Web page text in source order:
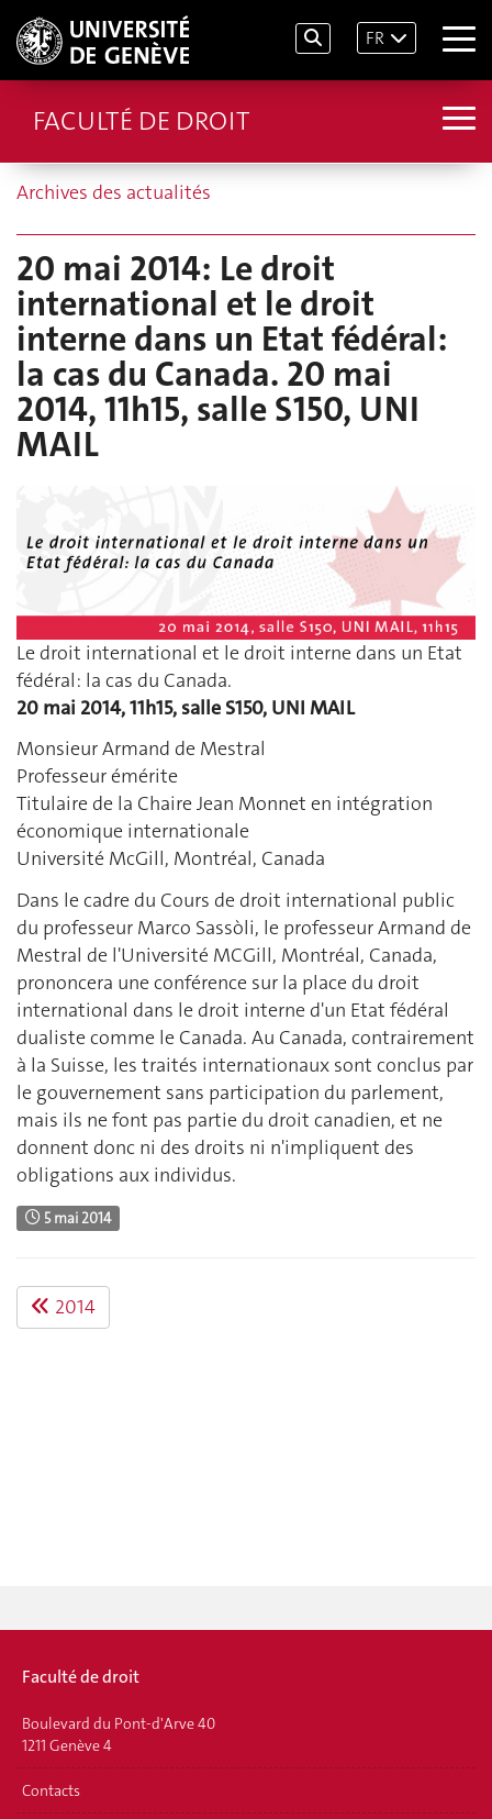
FR
FACULTÉ DE DROIT
Archives des actualités
20 mai 2014: Le droit
international et le droit
interne dans un Etat fédéral:
la cas du Canada. 20 mai
2014, 11h15, salle S150, UNI
MAIL
Le droit international et le droit interne dans un Etat
fédéral: la cas du Canada.
20 mai 2014, 11h15, salle S150, UNI MAIL
Monsieur Armand de Mestral
Professeur émérite
Titulaire de la Chaire Jean Monnet en intégration
économique internationale
Université McGill, Montréal, Canada
Dans le cadre du Cours de droit international public
du professeur Marco Sassòli, le professeur Armand de
Mestral de l'Université MCGill, Montréal, Canada,
prononcera une conférence sur la place du droit
international dans le droit interne d'un Etat fédéral
dualiste comme le Canada. Au Canada, contrairement
à la Suisse, les traités internationaux sont conclus par
le gouvernement sans participation du parlement,
mais ils ne font pas partie du droit canadien, et ne
donnent donc ni des droits ni n'impliquent des
obligations aux individus.
5 mai 2014
2014
Faculté de droit
Boulevard du Pont-d'Arve 40
1211 Genève 4
Contacts